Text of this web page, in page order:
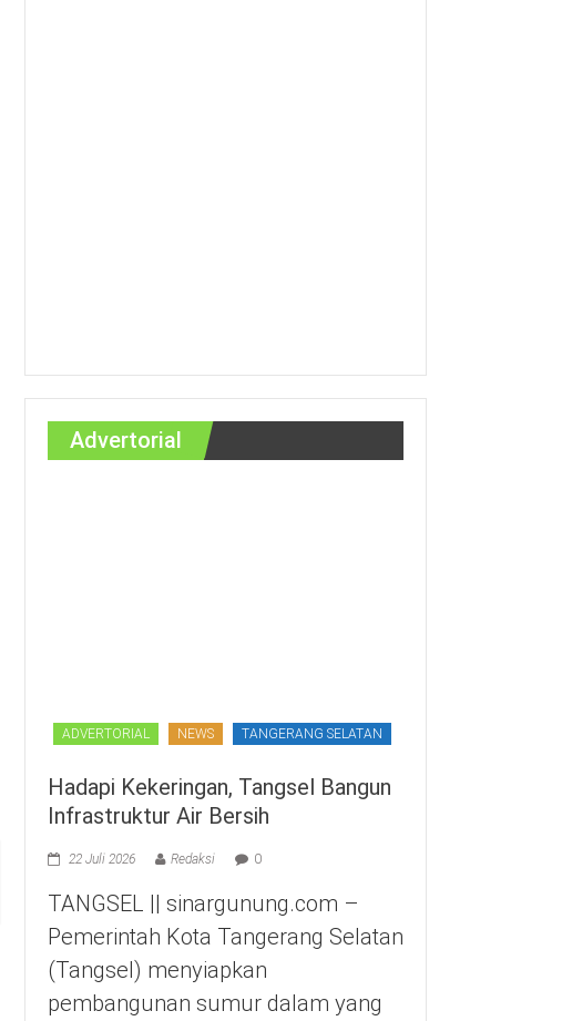
Advertorial
ADVERTORIAL NEWS TANGERANG SELATAN
Hadapi Kekeringan, Tangsel Bangun
Infrastruktur Air Bersih
22 Juli 2026 Redaksi 0
TANGSEL || sinargunung.com –
Pemerintah Kota Tangerang Selatan
(Tangsel) menyiapkan
pembangunan sumur dalam yang